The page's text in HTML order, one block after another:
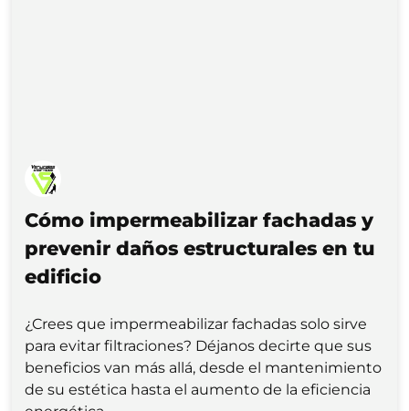
Cómo impermeabilizar fachadas y
prevenir daños estructurales en tu
edificio
¿Crees que impermeabilizar fachadas solo sirve
para evitar filtraciones? Déjanos decirte que sus
beneficios van más allá, desde el mantenimiento
de su estética hasta el aumento de la eficiencia